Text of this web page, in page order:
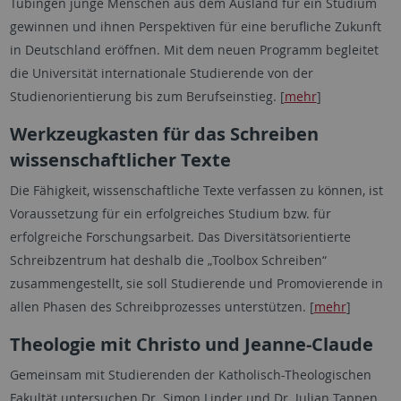
gewinnen und ihnen Perspektiven für eine berufliche Zukunft
in Deutschland eröffnen. Mit dem neuen Programm begleitet
die Universität internationale Studierende von der
Studienorientierung bis zum Berufseinstieg. [mehr]
Werkzeugkasten für das Schreiben
wissenschaftlicher Texte
Die Fähigkeit, wissenschaftliche Texte verfassen zu können, ist
Voraussetzung für ein erfolgreiches Studium bzw. für
erfolgreiche Forschungsarbeit. Das Diversitätsorientierte
Schreibzentrum hat deshalb die „Toolbox Schreiben“
zusammengestellt, sie soll Studierende und Promovierende in
allen Phasen des Schreibprozesses unterstützen. [mehr]
Theologie mit Christo und Jeanne-Claude
Gemeinsam mit Studierenden der Katholisch-Theologischen